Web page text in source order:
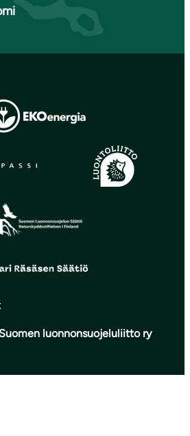
luonnonsuojeluliitto ry